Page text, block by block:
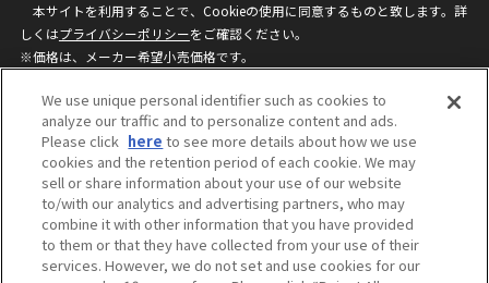
本サイトを利用することで、Cookieの使用に同意するものと致します。詳
しくはプライバシーポリシーをご確認ください。
※価格は、メーカー希望小売価格です。
ざいますのでご了承ください。
privacypolicy
Do Not Sell or Share My
Personal Information
ウェブサイトご利用条件
ソーシャルメディアポリシー
個人情報保護方針
お問い合わせ
We use unique personal identifier such as cookies to
analyze our traffic and to personalize content and ads.
Please click here to see more details about how we use
cookies and the retention period of each cookie. We may
sell or share information about your use of our website
to/with our analytics and advertising partners, who may
combine it with other information that you have provided
to them or that they have collected from your use of their
services. However, we do not set and use cookies for our